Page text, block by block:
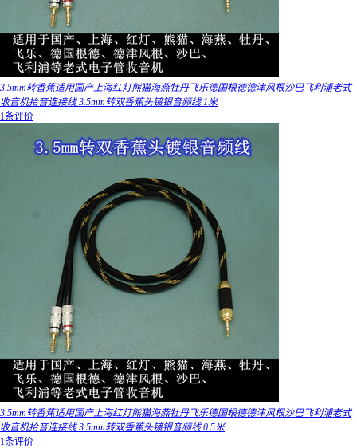
3.5mm转香蕉适用国产上海红灯熊猫海燕牡丹飞乐德国根德德津风根沙巴飞利浦老式
收音机拾音连接线 3.5mm转双香蕉头镀银音频线 1米
1条评价
3.5mm转香蕉适用国产上海红灯熊猫海燕牡丹飞乐德国根德德津风根沙巴飞利浦老式
收音机拾音连接线 3.5mm转双香蕉头镀银音频线 0.5米
1条评价